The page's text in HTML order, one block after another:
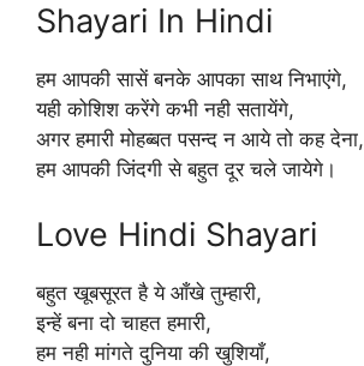
Shayari In Hindi
हम आपकी सासें बनके आपका साथ निभाएंगे,
यही कोशिश करेंगे कभी नही सतायेंगे,
अगर हमारी मोहब्बत पसन्द न आये तो कह देना,
हम आपकी जिंदगी से बहुत दूर चले जायेगे।
Love Hindi Shayari
बहुत खूबसूरत है ये आँखे तुम्हारी,
इन्हें बना दो चाहत हमारी,
हम नही मांगते दुनिया की खुशियाँ,